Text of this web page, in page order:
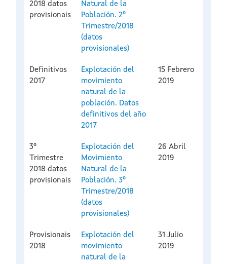
2018 datos
provisionais
Natural de la
Población. 2º
Trimestre/2018
(datos
provisionales)
Definitivos
2017
Explotación del
movimiento
natural de la
población. Datos
definitivos del año
2017
15 Febrero
2019
3º
Trimestre
2018 datos
provisionais
Explotación del
Movimiento
Natural de la
Población. 3º
Trimestre/2018
(datos
provisionales)
26 Abril
2019
Provisionais
2018
Explotación del
movimiento
natural de la
31 Julio
2019